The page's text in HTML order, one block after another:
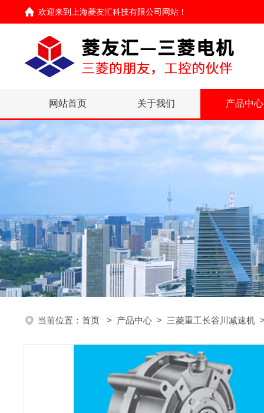
欢迎来到 上海菱友汇科技有限公司网站 ！
网站首页 关于我们 产品中心
当前位置： 首页 > 产品中心 > 三菱重工长谷川减速机